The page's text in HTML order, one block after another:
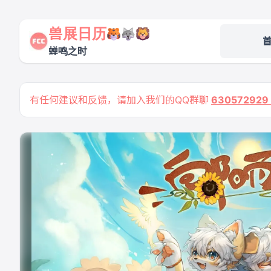
兽展日历
蝉鸣之时
有任何建议和反馈，请加入我们的QQ群聊 630572929